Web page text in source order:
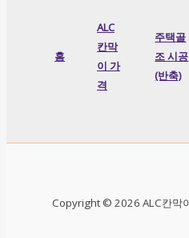
홈
ALC
칸막
이 가
격
주택골
조 시공
(반축)
Copyright © 2026 ALC칸막